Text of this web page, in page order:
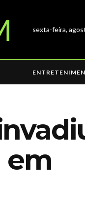
sexta-feira,
em